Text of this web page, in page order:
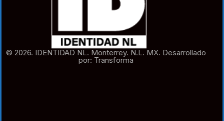
© 2026. IDENTIDAD NL. Monterrey. N.L. MX. Desarrollado
por: Transforma